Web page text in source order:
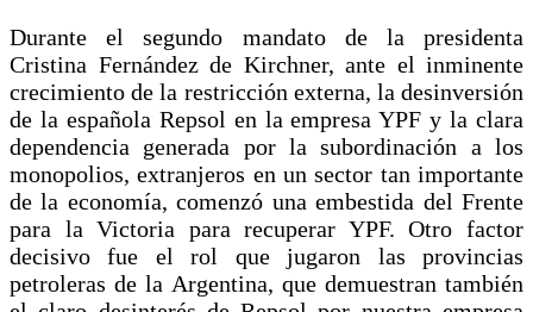
Durante el segundo mandato de la presidenta
Cristina Fernández de Kirchner, ante el inminente
crecimiento de la restricción externa, la desinversión
de la española Repsol en la empresa YPF y la clara
dependencia generada por la subordinación a los
monopolios, extranjeros en un sector tan importante
de la economía, comenzó una embestida del Frente
para la Victoria para recuperar YPF. Otro factor
decisivo fue el rol que jugaron las provincias
petroleras de la Argentina, que demuestran también